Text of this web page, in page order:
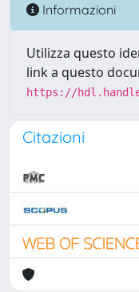
Informazioni
Utilizza questo
link a questo
https://
Citazioni